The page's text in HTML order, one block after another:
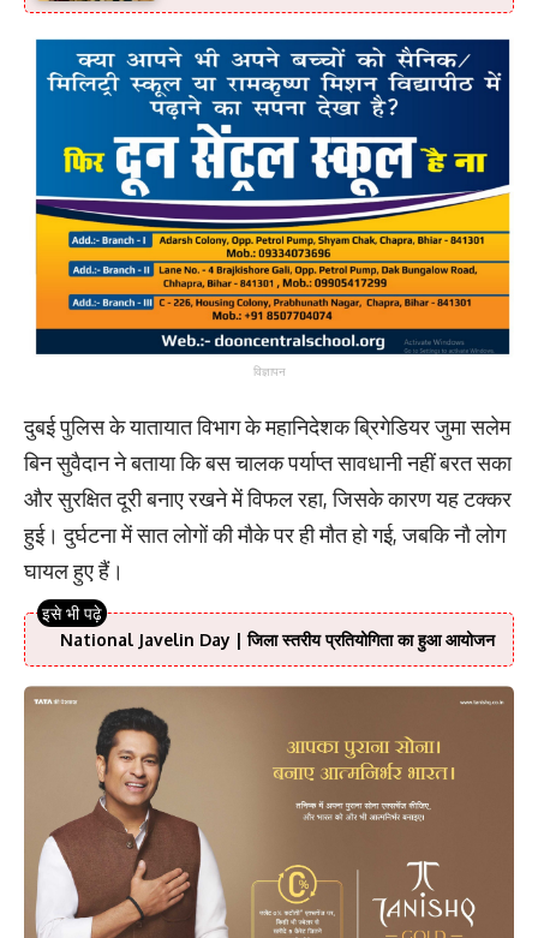
विज्ञापन
दुबई पुलिस के यातायात विभाग के महानिदेशक ब्रिगेडियर जुमा सलेम
बिन सुवैदान ने बताया कि बस चालक पर्याप्त सावधानी नहीं बरत सका
और सुरक्षित दूरी बनाए रखने में विफल रहा, जिसके कारण यह टक्कर
हुई। दुर्घटना में सात लोगों की मौके पर ही मौत हो गई, जबकि नौ लोग
घायल हुए हैं।
National Javelin Day | जिला स्तरीय प्रतियोगिता का हुआ आयोजन